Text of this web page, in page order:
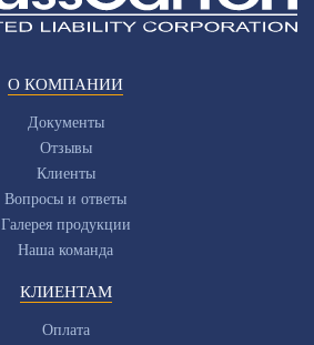
О КОМПАНИИ
Документы
Отзывы
Клиенты
Вопросы и ответы
Галерея продукции
Наша команда
КЛИЕНТАМ
Оплата